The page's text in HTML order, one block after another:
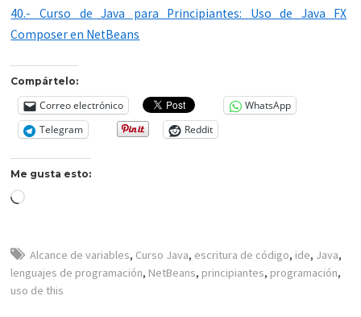
40.- Curso de Java para Principiantes: Uso de Java FX
Composer en NetBeans
Compártelo:
Correo electrónico
WhatsApp
Telegram
Reddit
Me gusta esto:
Cargando...
Alcance de variables, Curso Java, escritura de código, ide, Java,
lenguajes de programación, NetBeans, principiantes, programación,
uso de this